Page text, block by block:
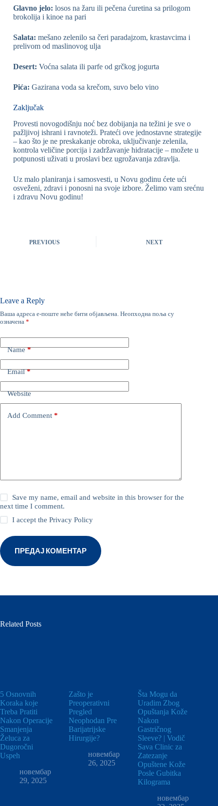
Glavno jelo: losos na žaru ili pečena ćuretina sa prilogom
brokolija i kinoe na pari
Salata: mešano zelenilo sa čeri paradajzom, krastavcima i
prelivom od maslinovog ulja
Desert: Voćna salata ili parfe od grčkog jogurta
Pića: Gazirana voda sa krečom, suvo belo vino
Zaključak
Provesti novogodišnju noć bez dobijanja na težini je sve o
pažljivoj ishrani i ravnoteži. Prateći ove jednostavne strategije
– kao što je ne preskakanje obroka, uključivanje zelenila,
kontrola veličine porcija i zadržavanje hidratacije – možete u
potpunosti uživati u proslavi bez ugrožavanja zdravlja.
Uz malo planiranja i samosvesti, u Novu godinu ćete ući
osveženi, zdravi i ponosni na svoje izbore. Želimo vam srećnu
i zdravu Novu godinu!
PREVIOUS NEXT
Leave a Reply
Ваша адреса е-поште неће бити објављена. Неопходна поља су
означена *
Name*
Email*
Website
Add Comment *
Save my name, email and website in this browser for the
next time I comment.
I accept thePrivacy Policy
ПРЕДАЈ КОМЕНТАР
Related Posts
5 Osnovnih
Koraka koje
Treba Pratiti
Nakon Operacije
Smanjenja
Želuca za
Dugoročni
Uspeh
новембар
29, 2025
Zašto je
Preoperativni
Pregled
Neophodan Pre
Barijatrijske
Hirurgije?
новембар
26, 2025
Šta Mogu da
Uradim Zbog
Opuštanja Kože
Nakon
Gastričnog
Sleeve? | Vodič
Sava Clinic za
Zatezanje
Opuštene Kože
Posle Gubitka
Kilograma
новембар